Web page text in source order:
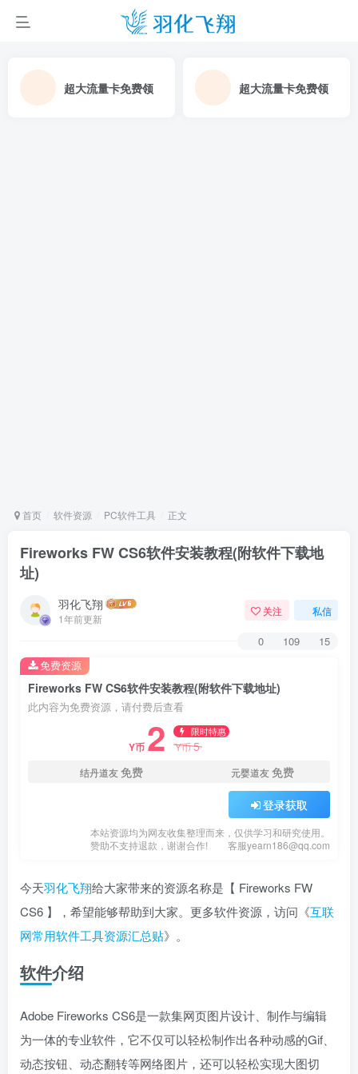
超大流量卡免费领 超大流量卡免费领
首页 软件资源 PC软件工具 正文
Fireworks FW CS6软件安装教程(附软件下载地
址)
羽化飞翔
1年前更新
关注 私信
0 109 15
Fireworks FW CS6软件安装教程(附软件下载地址)
此内容为免费资源，请付费后查看
Y币 2 限时特惠
Y币5
结丹道友免费 元婴道友免费
登录获取
本站资源均为网友收集整理而来，仅供学习和研究使用。
赞助不支持退款，谢谢合作!
客服yearn186@qq.com
免费资源
今天羽化飞翔给大家带来的资源名称是【 Fireworks FW
CS6 】，希望能够帮助到大家。更多软件资源，访问《互联
网常用软件工具资源汇总贴》。
软件介绍
Adobe Fireworks CS6是一款集网页图片设计、制作与编辑
为一体的专业软件，它不仅可以轻松制作出各种动感的Gif、
动态按钮、动态翻转等网络图片，还可以轻松实现大图切